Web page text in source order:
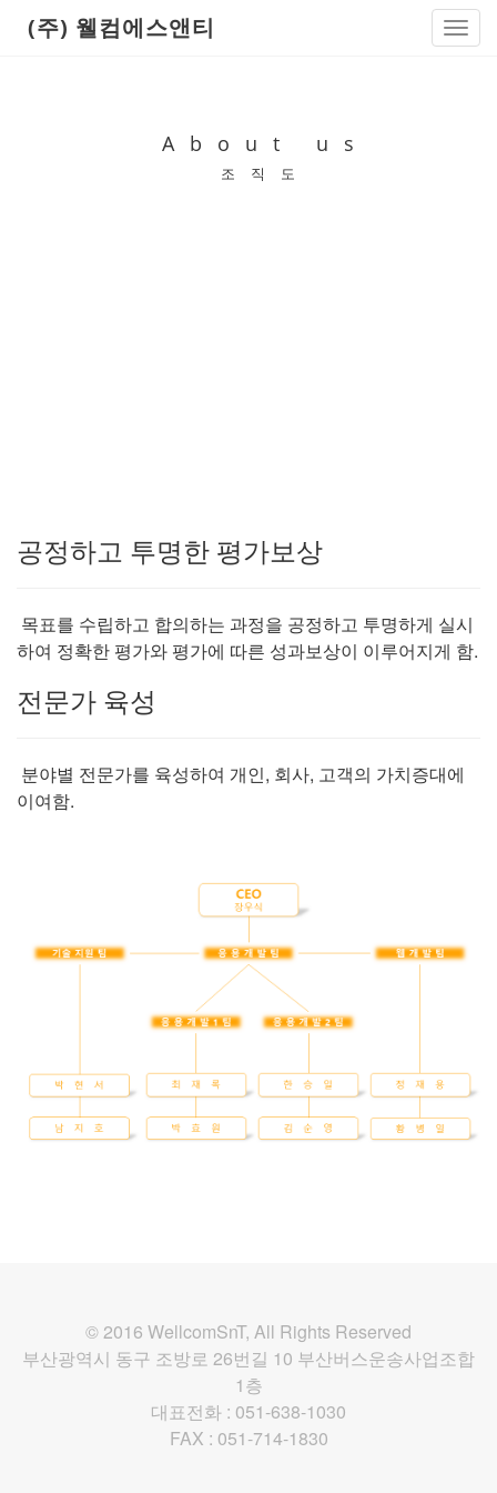
(주) 웰컴에스앤티
About us
조직도
공정하고 투명한 평가보상
목표를 수립하고 합의하는 과정을 공정하고 투명하게 실시
하여 정확한 평가와 평가에 따른 성과보상이 이루어지게 함.
전문가 육성
분야별 전문가를 육성하여 개인, 회사, 고객의 가치증대에
이여함.
© 2016 WellcomSnT, All Rights Reserved
부산광역시 동구 조방로 26번길 10 부산버스운송사업조합
1층
대표전화 : 051-638-1030
FAX : 051-714-1830